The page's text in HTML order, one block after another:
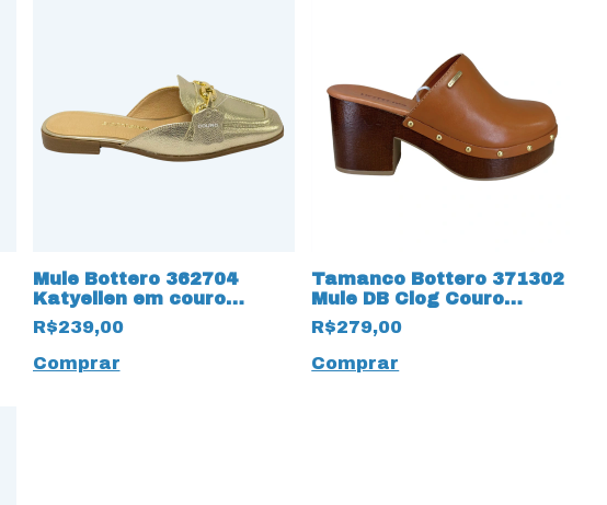
Mule Bottero 362704
Katyellen em couro
Dourado
R$239,00
Comprar
Tamanco Bottero 371302
Mule DB Clog Couro
Atanado Caramelo
R$279,00
Comprar